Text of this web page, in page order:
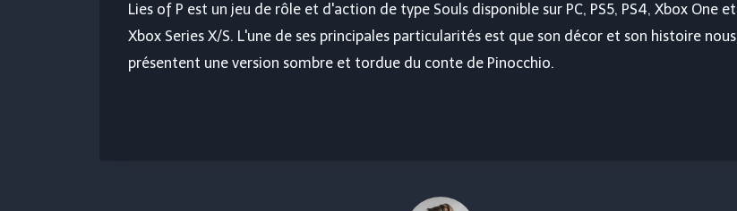
Lies of P est un jeu de rôle et d'action de type Souls disponible sur PC, PS5, PS4, Xbox One et
Xbox Series X/S. L'une de ses principales particularités est que son décor et son histoire nous
présentent une version sombre et tordue du conte de Pinocchio.